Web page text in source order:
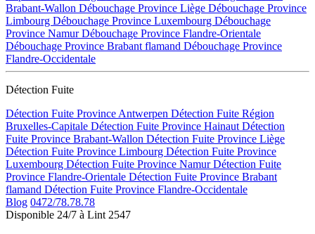
Brabant-Wallon Débouchage Province Liège Débouchage Province
Limbourg Débouchage Province Luxembourg Débouchage
Province NamurDébouchage Province Flandre-Orientale
Débouchage Province Brabant flamand Débouchage Province
Flandre-Occidentale
Détection Fuite
Détection Fuite Province Antwerpen Détection Fuite Région
Bruxelles-Capitale Détection Fuite Province Hainaut Détection
Fuite Province Brabant-Wallon Détection Fuite Province Liège
Détection Fuite Province Limbourg Détection Fuite Province
Luxembourg Détection Fuite Province NamurDétection Fuite
Province Flandre-Orientale Détection Fuite Province Brabant
flamand Détection Fuite Province Flandre-Occidentale
Blog 0472/78.78.78
Disponible 24/7 à Lint 2547